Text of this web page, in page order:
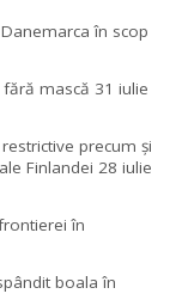
în scop
mască 31 iulie
precum și
Finlandei 28 iulie
în
boala în